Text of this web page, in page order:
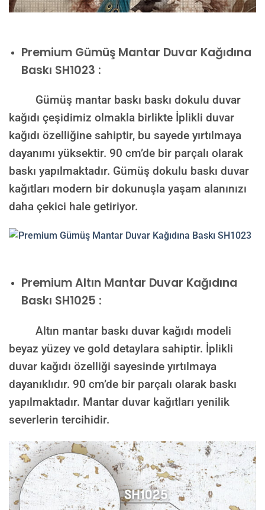
Premium Gümüş Mantar Duvar Kağıdına
Baskı SH1023 :
Gümüş mantar baskı baskı dokulu duvar
kağıdı çeşidimiz olmakla birlikte İplikli duvar
kağıdı özelliğine sahiptir, bu sayede yırtılmaya
dayanımı yüksektir. 90 cm’de bir parçalı olarak
baskı yapılmaktadır. Gümüş dokulu baskı duvar
kağıtları modern bir dokunuşla yaşam alanınızı
daha çekici hale getiriyor.
PremiumAltın Mantar Duvar Kağıdına
Baskı SH1025 :
Altın mantar baskı duvar kağıdı modeli
beyaz yüzey ve gold detaylara sahiptir. İplikli
duvar kağıdı özelliği sayesinde yırtılmaya
dayanıklıdır. 90 cm’de bir parçalı olarak baskı
yapılmaktadır. Mantar duvar kağıtları yenilik
severlerin tercihidir.